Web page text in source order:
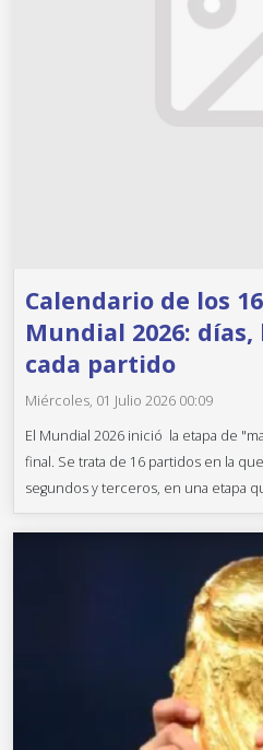
Calendario de los
Mundial 2026:
cada partido
Miércoles, 01 Julio 2026 00:09
El Mundial 2026 inició la etapa de
final. Se trata de 16 partidos en la
segundos y terceros, en una etapa